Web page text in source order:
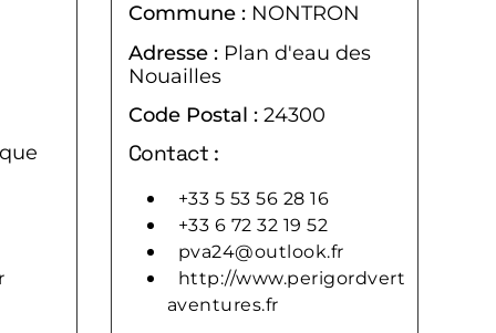
Commune :NONTRON
Adresse :Plan d'eau des
Nouailles
Code Postal :24300
Contact :
+33 5 53 56 28 16
+33 6 72 32 19 52
pva24@outlook.fr
http://www.perigordvert
aventures.fr